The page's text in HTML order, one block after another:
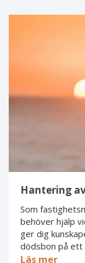
Hantering
Som
behöver hjälp
ger dig
dödsbon på ett
Läs mer